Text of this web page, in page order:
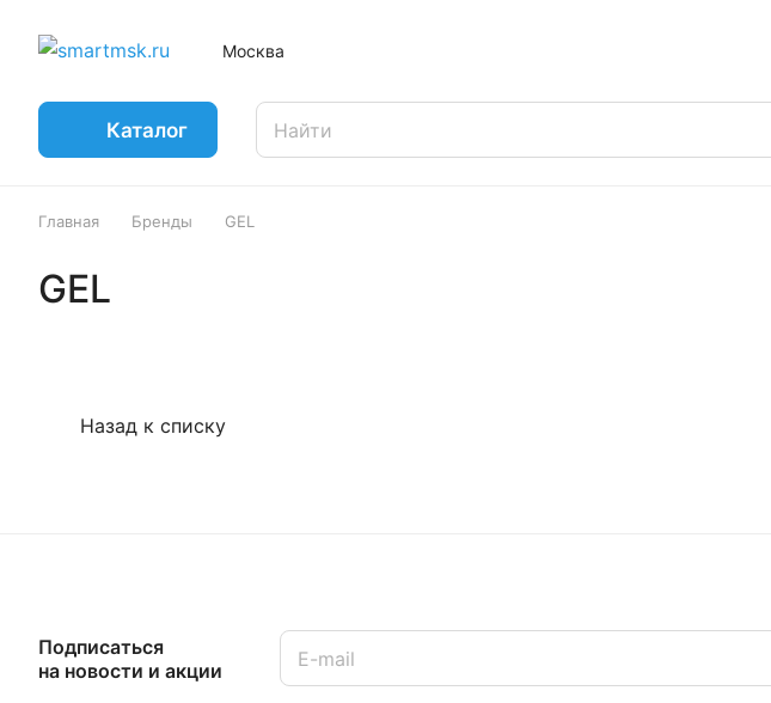
Москва
Каталог
Главная Бренды GEL
GEL
Назад к списку
Подписаться
на новости и акции